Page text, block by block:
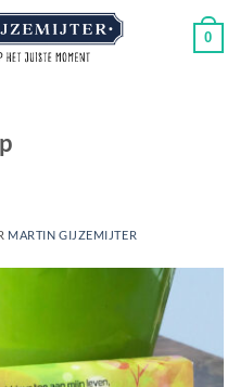
0
MARTIN GIJZEMIJTER